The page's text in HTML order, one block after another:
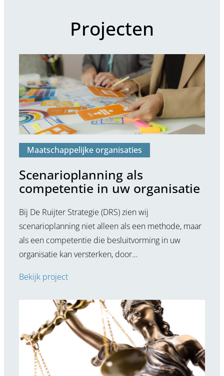
Projecten
Maatschappelijke organisaties
Scenarioplanning als
competentie in uw organisatie
Bij De Ruijter Strategie (DRS) zien wij
scenarioplanning niet alleen als een methode, maar
als een competentie die besluitvorming in uw
organisatie kan versterken, door…
Bekijk project